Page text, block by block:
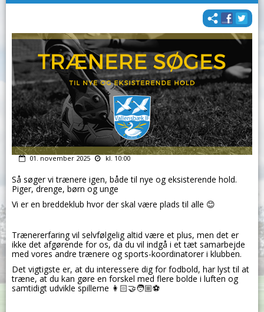
01. november 2025 kl. 10:00
Så søger vi trænere igen, både til nye og eksisterende hold.
Piger, drenge, børn og unge
Vi er en breddeklub hvor der skal være plads til alle 😊
Trænererfaring vil selvfølgelig altid være et plus, men det er
ikke det afgørende for os, da du vil indgå i et tæt samarbejde
med vores andre trænere og sports-koordinatorer i klubben.
Det vigtigste er, at du interessere dig for fodbold, har lyst til at
træne, at du kan gøre en forskel med flere bolde i luften og
samtidigt udvikle spillerne 👩🏻‍🤝‍🧑🏼⚽